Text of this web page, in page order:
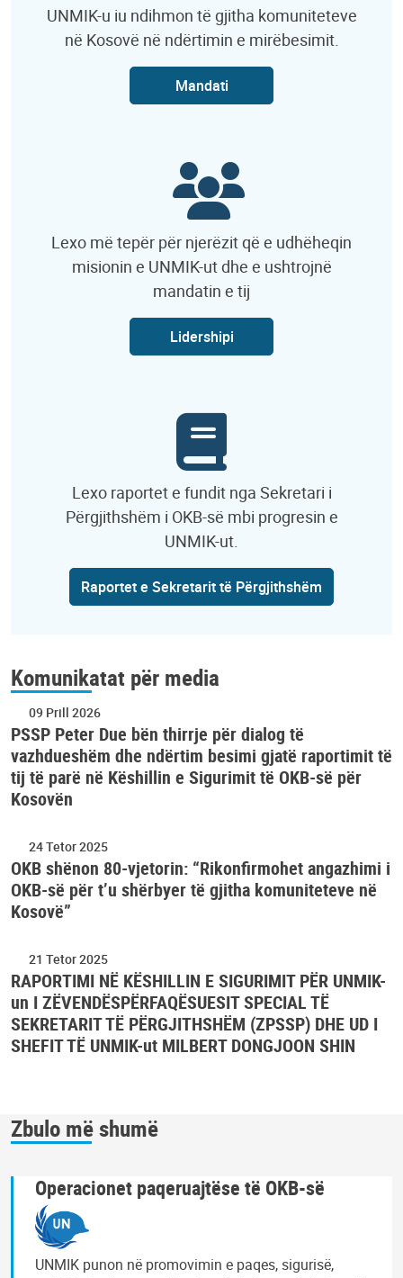
UNMIK-u iu ndihmon të gjitha komuniteteve
në Kosovë në ndërtimin e mirëbesimit.
Mandati
Lexo më tepër për njerëzit që e udhëheqin
misionin e UNMIK-ut dhe e ushtrojnë
mandatin e tij
Lidershipi
Lexo raportet e fundit nga Sekretari i
Përgjithshëm i OKB-së mbi progresin e
UNMIK-ut.
Raportet e Sekretarit të Përgjithshëm
Komunikatat për media
09 Prill 2026
PSSP Peter Due bën thirrje për dialog të
vazhdueshëm dhe ndërtim besimi gjatë raportimit të
tij të parë në Këshillin e Sigurimit të OKB-së për
Kosovën
24 Tetor 2025
OKB shënon 80-vjetorin: “Rikonfirmohet angazhimi i
OKB-së për t’u shërbyer të gjitha komuniteteve në
Kosovë”
21 Tetor 2025
RAPORTIMI NË KËSHILLIN E SIGURIMIT PËR UNMIK-
un I ZËVENDËSPËRFAQËSUESIT SPECIAL TË
SEKRETARIT TË PËRGJITHSHËM (ZPSSP) DHE UD I
SHEFIT TË UNMIK-ut MILBERT DONGJOON SHIN
Zbulo më shumë
Operacionet paqeruajtëse të OKB-së
UNMIK punon në promovimin e paqes, sigurisë,